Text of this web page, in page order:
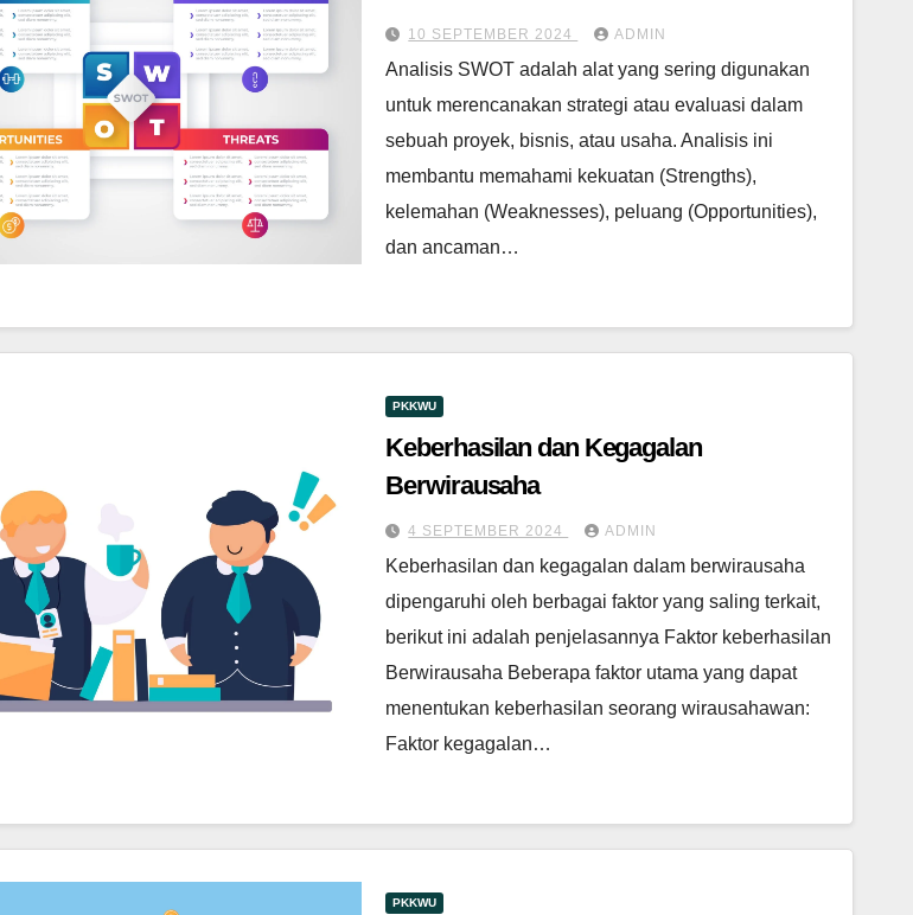
10 SEPTEMBER 2024 ADMIN
Analisis SWOT adalah alat yang sering digunakan
untuk merencanakan strategi atau evaluasi dalam
sebuah proyek, bisnis, atau usaha. Analisis ini
membantu memahami kekuatan (Strengths),
kelemahan (Weaknesses), peluang (Opportunities),
dan ancaman…
PKKWU
Keberhasilan dan Kegagalan
Berwirausaha
4 SEPTEMBER 2024 ADMIN
Keberhasilan dan kegagalan dalam berwirausaha
dipengaruhi oleh berbagai faktor yang saling terkait,
berikut ini adalah penjelasannya Faktor keberhasilan
Berwirausaha Beberapa faktor utama yang dapat
menentukan keberhasilan seorang wirausahawan:
Faktor kegagalan…
PKKWU